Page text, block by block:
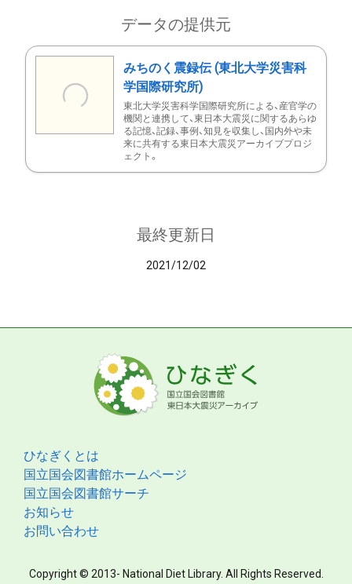
データの提供元
みちのく震録伝 (東北大学災害科
学国際研究所)
東北大学災害科学国際研究所による、産官学の
機関と連携して、東日本大震災に関するあらゆ
る記憶、記録、事例、知見を収集し、国内外や未
来に共有する東日本大震災アーカイブプロジ
ェクト。
最終更新日
2021/12/02
ひなぎくとは
国立国会図書館ホームページ
国立国会図書館サーチ
お知らせ
お問い合わせ
Copyright © 2013- National Diet Library. All Rights Reserved.